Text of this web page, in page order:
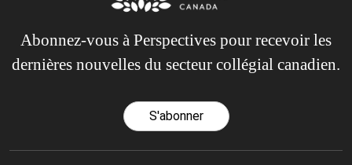
Abonnez-vous à Perspectives pour recevoir les
dernières nouvelles du secteur collégial canadien.
S'abonner